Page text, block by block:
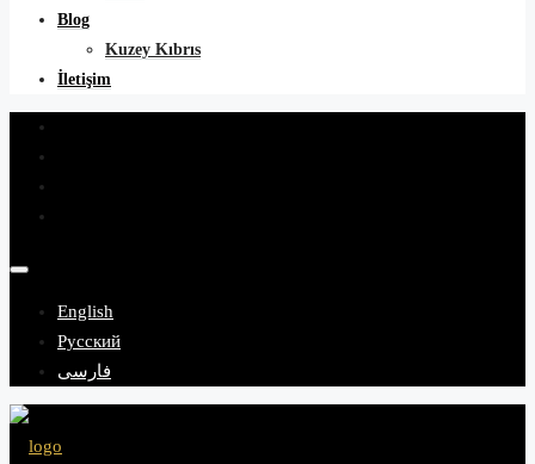
Blog
Kuzey Kıbrıs
İletişim
English
Русский
فارسی